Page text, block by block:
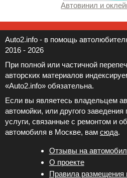
Автовинил и
Auto2.info - в помощь
2016 - 2026
При полной или частичной
авторских материалов
«Auto2.info» обязательна.
Если вы являетесь владельцем
автомойки, или другого
услуги, связанные с ремонтом и
автомобиля в Москве, вам сюда.
Отзывы на